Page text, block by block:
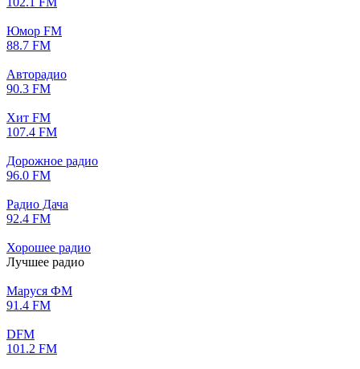
Юмор FM
88.7 FM
Авторадио
90.3 FM
Хит FM
107.4 FM
Дорожное радио
96.0 FM
Радио Дача
92.4 FM
Хорошее радио
Лучшее радио
Маруся ФМ
91.4 FM
DFM
101.2 FM